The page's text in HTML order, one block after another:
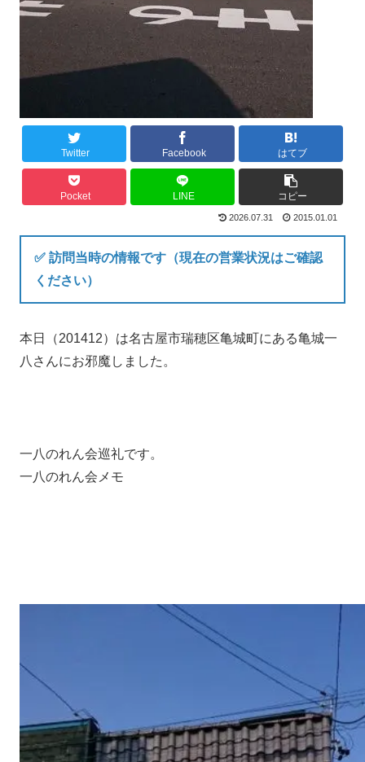
Twitter Facebook はてブ
Pocket LINE コピー
2026.07.31 2015.01.01
✅ 訪問当時の情報です（現在の営業状況はご確認
ください）
本日（201412）は名古屋市瑞穂区亀城町にある亀城一
八さんにお邪魔しました。
一八のれん会巡礼です。
一八のれん会メモ